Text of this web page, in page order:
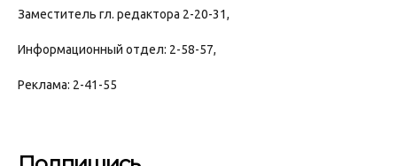
Заместитель гл. редактора 2-20-31,
Информационный отдел: 2-58-57,
Реклама: 2-41-55